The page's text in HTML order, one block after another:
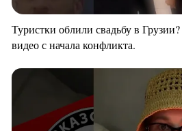
Туристки облили свадьбу в
видео с начала конфликта.